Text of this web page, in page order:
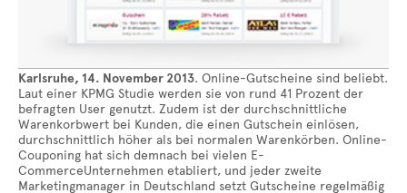
Karlsruhe, 14. November 2013. Online-Gutscheine sind beliebt.
Laut einer KPMG Studie werden sie von rund 41 Prozent der
befragten User genutzt. Zudem ist der durchschnittliche
Warenkorbwert bei Kunden, die einen Gutschein einlösen,
durchschnittlich höher als bei normalen Warenkörben. Online-
Couponing hat sich demnach bei vielen E-
CommerceUnternehmen etabliert, und jeder zweite
Marketingmanager in Deutschland setzt Gutscheine regelmäßig